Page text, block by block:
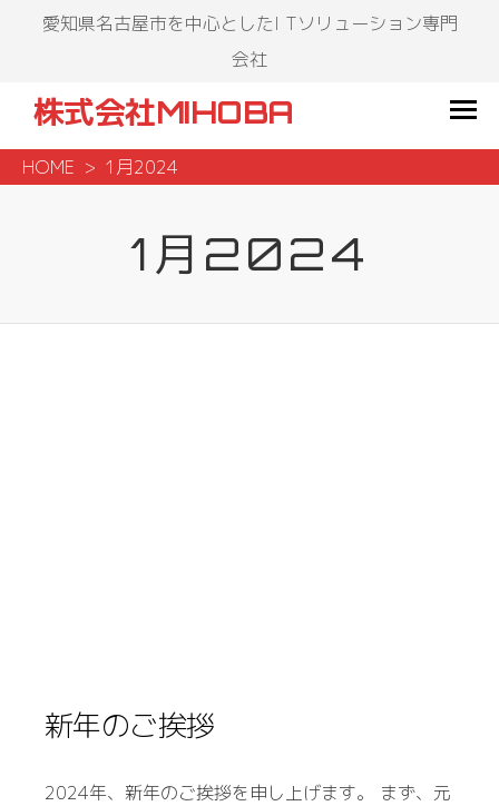
愛知県名古屋市を中心としたI Tソリューション専門
会社
株式会社MIHOBA
HOME 1月2024
1月2024
新年のご挨拶
2024年、新年のご挨拶を申し上げます。 まず、元